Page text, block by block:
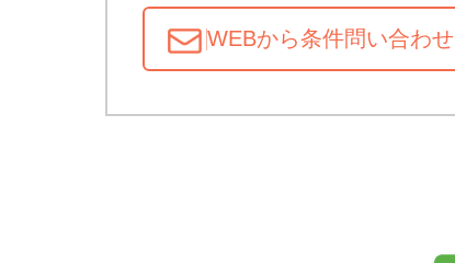
WEBから条件問い合わせ